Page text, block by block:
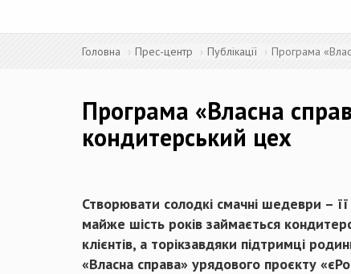
Головна Прес-центр Публікації Програма
Програма «Власна
кондитерський цех
Створювати солодкі смачні шедеври –
майже шість років займається
клієнтів, а торікзавдяки підтримці
«Власна справа» урядового проєкту